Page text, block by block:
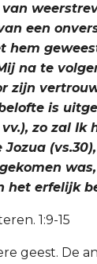
een
hem
na te
zijn
is
vv.), zo zal
het erfelijk
1:9-15
geest. De